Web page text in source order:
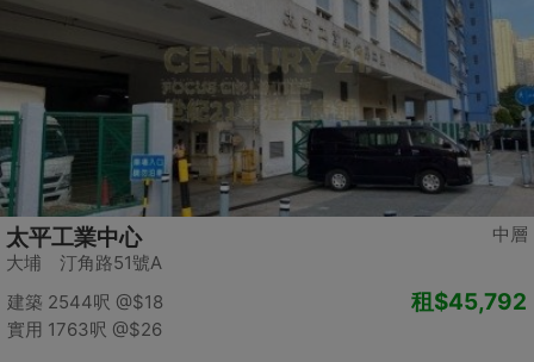
中層
太平工業中心
大埔 汀角路51號A
建築 2544呎 @$18
實用 1763呎 @$26
租$45,792